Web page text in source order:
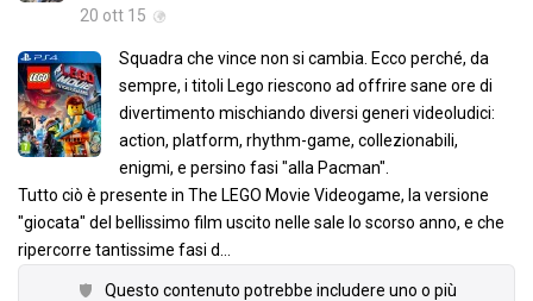
20 ott 15
Squadra che vince non si cambia. Ecco perché, da
sempre, i titoli Lego riescono ad offrire sane ore di
divertimento mischiando diversi generi videoludici:
action, platform, rhythm-game, collezionabili,
enigmi, e persino fasi "alla Pacman".
Tutto ciò è presente in The LEGO Movie Videogame, la versione
"giocata" del bellissimo film uscito nelle sale lo scorso anno, e che
ripercorre tantissime fasi d
Questo contenuto potrebbe includere uno o più